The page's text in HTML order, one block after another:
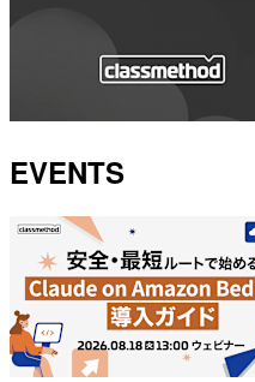
EVENTS